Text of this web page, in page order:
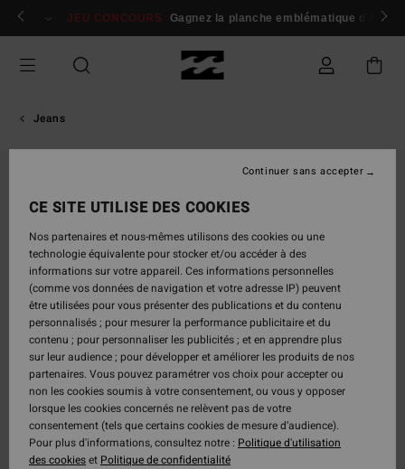
Passer
Se connecter / s'inscrire
JEU CONCOURS Gagnez la planche emblématique d'Andy
Jeans
CE SITE UTILISE DES COOKIES
Nos partenaires et nous-mêmes utilisons des cookies ou une
technologie équivalente pour stocker et/ou accéder à des
informations sur votre appareil. Ces informations personnelles
(comme vos données de navigation et votre adresse IP) peuvent
être utilisées pour vous présenter des publications et du contenu
personnalisés ; pour mesurer la performance publicitaire et du
contenu ; pour personnaliser les publicités ; et en apprendre plus
sur leur audience ; pour développer et améliorer les produits de nos
partenaires. Vous pouvez paramétrer vos choix pour accepter ou
non les cookies soumis à votre consentement, ou vous y opposer
lorsque les cookies concernés ne relèvent pas de votre
consentement (tels que certains cookies de mesure d’audience).
Pour plus d'informations, consultez notre : Politique d'utilisation
des cookieset Politique de confidentialité
Continuer sans accepter